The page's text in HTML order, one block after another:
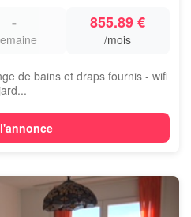
- 855.89 €
/mois
de bains et draps fournis - wifi